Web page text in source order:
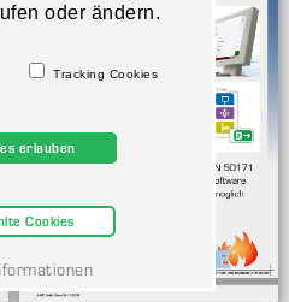
oder ändern.
Tracking Cookies
erlauben
Cookies